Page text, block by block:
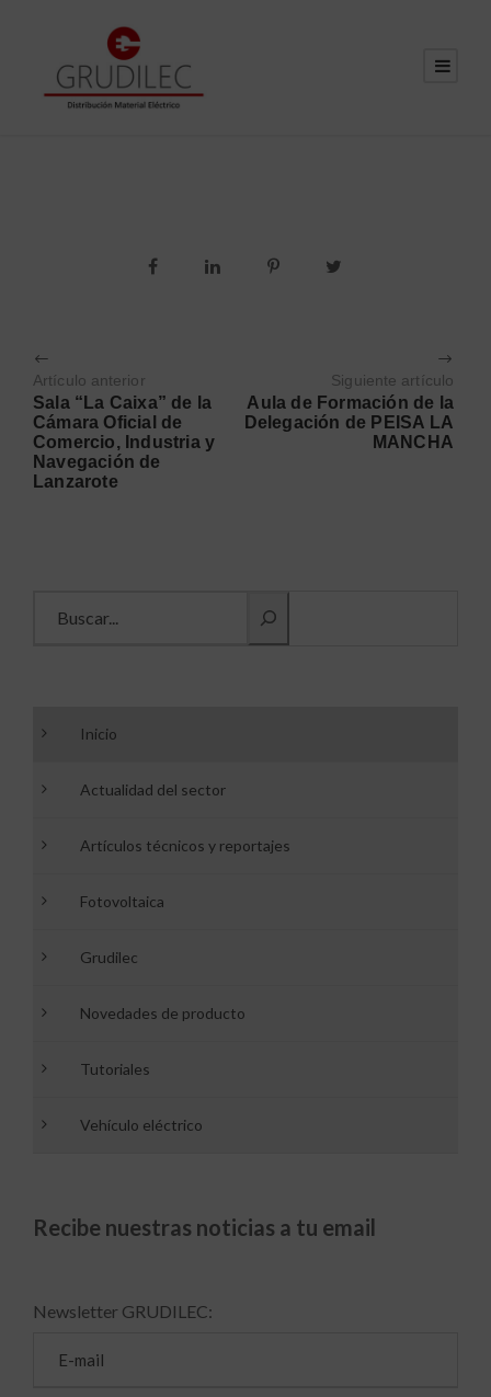
Artículo anterior
Sala “La Caixa” de la
Cámara Oficial de
Comercio, Industria y
Navegación de
Lanzarote
Siguiente artículo
Aula de Formación de la
Delegación de PEISA LA
MANCHA
Inicio
Actualidad del sector
Artículos técnicos y reportajes
Fotovoltaica
Grudilec
Novedades de producto
Tutoriales
Vehículo eléctrico
Recibe nuestras noticias a tu email
Newsletter GRUDILEC: